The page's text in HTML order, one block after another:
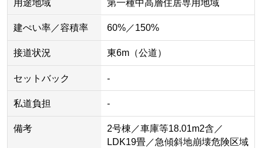
用途地域 第一種中高層住居専用地域
建ぺい率／容積率 60%／150%
接道状況 東6m（公道）
セットバック -
私道負担 -
備考
2号棟／車庫等18.01m2含／
LDK19畳／急傾斜地崩壊危険区域